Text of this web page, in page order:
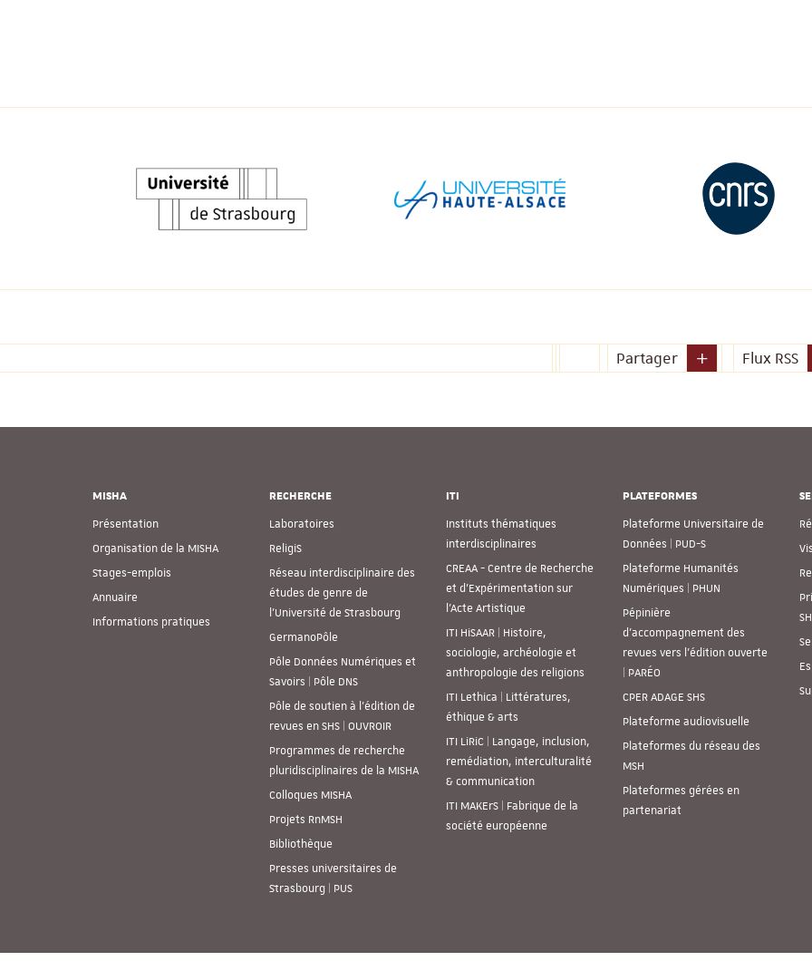
Partager Flux RSS
MISHA
Présentation
Organisation de la MISHA
Stages-emplois
Annuaire
Informations pratiques
RECHERCHE
Laboratoires
ReligiS
Réseau interdisciplinaire des
études de genre de
l’Université de Strasbourg
GermanoPôle
Pôle Données Numériques et
Savoirs | Pôle DNS
Pôle de soutien à l’édition de
revues en SHS | OUVROIR
Programmes de recherche
pluridisciplinaires de la MISHA
Colloques MISHA
Projets RnMSH
Bibliothèque
Presses universitaires de
Strasbourg | PUS
ITI
Instituts thématiques
interdisciplinaires
CREAA - Centre de Recherche
et d’Expérimentation sur
l’Acte Artistique
ITI HiSAAR | Histoire,
sociologie, archéologie et
anthropologie des religions
ITI Lethica | Littératures,
éthique & arts
ITI LiRiC | Langage, inclusion,
remédiation, interculturalité
& communication
ITI MAKErS | Fabrique de la
société européenne
PLATEFORMES
Plateforme Universitaire de
Données | PUD-S
Plateforme Humanités
Numériques | PHUN
Pépinière
d’accompagnement des
revues vers l’édition ouverte
| PARÉO
CPER ADAGE SHS
Plateforme audiovisuelle
Plateformes du réseau des
MSH
Plateformes gérées en
partenariat